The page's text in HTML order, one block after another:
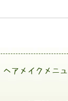
ヘアメイクメニ